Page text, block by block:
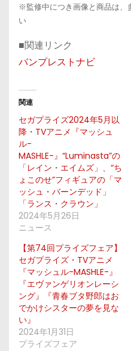
※監修中につき画像と商品は、
い
■関連リンク
バンプレストナビ
関連
セガプライズ2024年5月以
降・TVアニメ『マッシュ
ル-
MASHLE-』“Luminasta”の
「レイン・エイムズ」、“ち
ょこのせ”フィギュアの「マ
ッシュ・バーンデッド」
「ランス・クラウン」
2024年5月26日
ニュース
【第74回プライズフェア】
セガプライズ・TVアニメ
『マッシュル-MASHLE-』
『エヴァンゲリオンレーシ
ング』『青春ブタ野郎はお
でかけシスターの夢を見な
い』
2024年1月31日
プライズフェア